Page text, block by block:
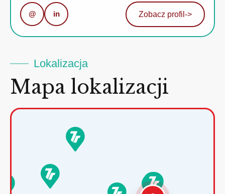
@ in Zobacz profil ->
Lokalizacja
Mapa lokalizacji